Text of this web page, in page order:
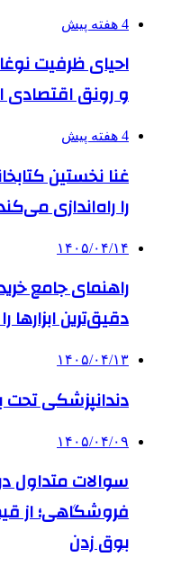
4 هفته پیش
احیای ظرفیت
و رونق
4 هفته پیش
غنا نخستین
را راه‌اندازی
۱۴۰۵/۰۴/۱۴
راهنمای جامع
دقیق‌ترین ابزارها
۱۴۰۵/۰۴/۱۳
دندانپزشکی
۱۴۰۵/۰۴/۰۹
سوالات متداول
فروشگاهی؛ از
بوق زدن